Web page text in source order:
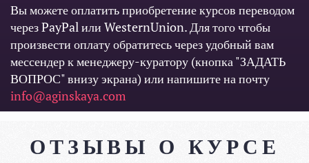
Вы можете оплатить приобретение курсов переводом
через PayPal или WesternUnion. Для того чтобы
произвести оплату обратитесь через удобный вам
мессендер к менеджеру-куратору (кнопка "ЗАДАТЬ
ВОПРОС" внизу экрана) или напишите на почту
info@aginskaya.com
ОТЗЫВЫ О КУРСЕ